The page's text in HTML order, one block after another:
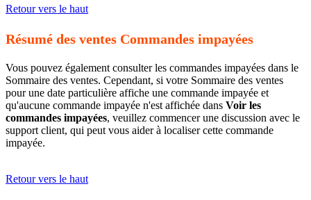
Retour vers le haut
Résumé des ventes Commandes impayées
Vous pouvez également consulter les commandes impayées dans le
Sommaire des ventes. Cependant, si votre Sommaire des ventes
pour une date particulière affiche une commande impayée et
qu'aucune commande impayée n'est affichée dans Voir les
commandes impayées, veuillez commencer une discussion avec le
support client, qui peut vous aider à localiser cette commande
impayée.
Retour vers le haut